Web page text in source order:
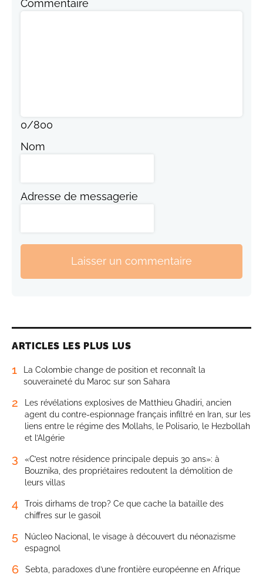
Commentaire
0/800
Nom
Adresse de messagerie
Laisser un commentaire
ARTICLES LES PLUS LUS
1
La Colombie change de position et reconnaît la
souveraineté du Maroc sur son Sahara
2
Les révélations explosives de Matthieu Ghadiri, ancien
agent du contre-espionnage français infiltré en Iran, sur les
liens entre le régime des Mollahs, le Polisario, le Hezbollah
et l’Algérie
3
«C’est notre résidence principale depuis 30 ans»: à
Bouznika, des propriétaires redoutent la démolition de
leurs villas
4
Trois dirhams de trop? Ce que cache la bataille des
chiffres sur le gasoil
5
Núcleo Nacional, le visage à découvert du néonazisme
espagnol
6 Sebta, paradoxes d’une frontière européenne en Afrique